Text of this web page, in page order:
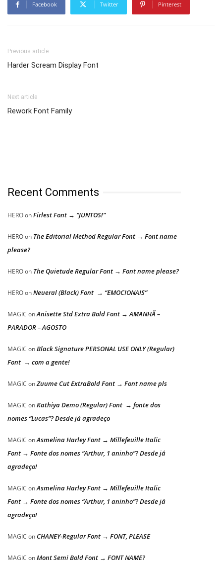
Facebook Twitter Pinterest
Previous article
Harder Scream Display Font
Next article
Rework Font Family
Recent Comments
HEROonFirlest Font → “JUNTOS!”
HEROon The Editorial Method Regular Font → Font name
please?
HEROon The Quietude Regular Font → Font name please?
HEROonNeueral (Black) Font → “EMOCIONAIS”
MAGIC onAnisette Std Extra Bold Font → AMANHÃ –
PARADOR – AGOSTO
MAGIC onBlack Signature PERSONAL USE ONLY (Regular)
Font → com a gente!
MAGIC onZuume Cut ExtraBold Font → Font name pls
MAGIC onKathiya Demo (Regular) Font → fonte dos
nomes “Lucas”? Desde já agradeço
MAGIC onAsmelina Harley Font → Millefeuille Italic
Font → Fonte dos nomes “Arthur, 1 aninho”? Desde já
agradeço!
MAGIC onAsmelina Harley Font → Millefeuille Italic
Font → Fonte dos nomes “Arthur, 1 aninho”? Desde já
agradeço!
MAGIC on CHANEY-Regular Font → FONT, PLEASE
MAGIC onMont Semi Bold Font → FONT NAME?